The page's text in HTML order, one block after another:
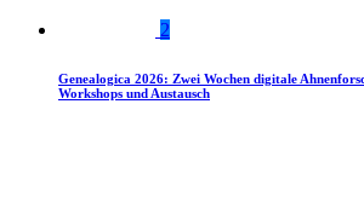
2
Genealogica 2026: Zwei Wochen digitale
Workshops und Austausch